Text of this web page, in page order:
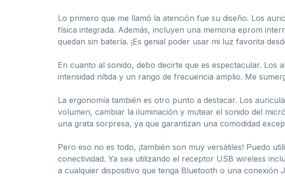
Lo primero que me llamó la atención fue su diseño. Los
física integrada. Además, incluyen una memoria eprom
quedan sin batería. ¡Es genial poder usar mi luz favorita
En cuanto al sonido, debo decirte que es espectacular.
intensidad nítida y un rango de frecuencia amplio. Me
La ergonomía también es otro punto a destacar. Los
volumen, cambiar la iluminación y mutear el sonido del
una grata sorpresa, ya que garantizan una comodidad
Pero eso no es todo, ¡también son muy versátiles! Puedo
conectividad. Ya sea utilizando el receptor USB wireless
a cualquier dispositivo que tenga Bluetooth o una conexión